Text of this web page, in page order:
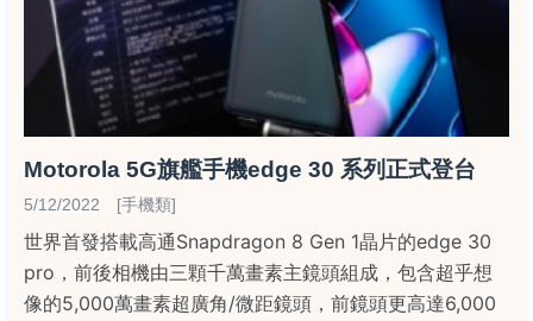
Motorola 5G旗艦手機edge 30 系列正式登台
5/12/2022 [手機類]
世界首發搭載高通Snapdragon 8 Gen 1晶片的edge 30
pro，前後相機由三顆千萬畫素主鏡頭組成，包含超乎想
像的5,000萬畫素超廣角/微距鏡頭，前鏡頭更高達6,000